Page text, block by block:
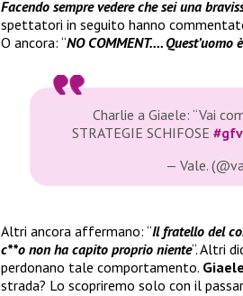
Facendo sempre vedere che sei una
spettatori in seguito hanno
O ancora: “NO COMMENT….
Charlie a Giaele: “Vai
STRATEGIE SCHIFOSE
— Vale.
Altri ancora affermano: “Il fratello del
c**o non ha capito proprio niente“. Altri
perdonano tale comportamento.
strada? Lo scopriremo solo con il